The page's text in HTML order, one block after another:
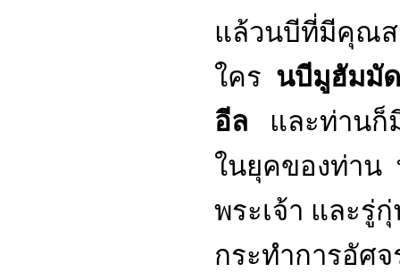
แล้วนบีที่มีคุณส
ใคร นบีมูฮัมมัด
อีล และท่านก็
ในยุคของท่าน
พระเจ้า และรู่
กระทำการอั